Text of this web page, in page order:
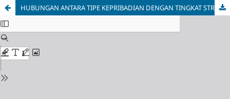
HUBUNGAN ANTARA TIPE KEPRIBADIAN DENGAN TINGKAT STRES PADA MAHASISWA PROFESI NERS